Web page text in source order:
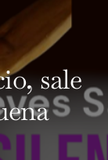
sale